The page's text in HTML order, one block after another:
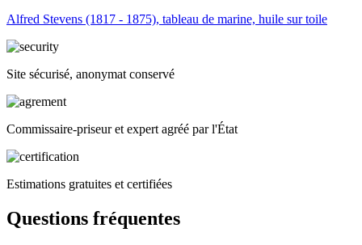
Alfred Stevens (1817 - 1875), tableau de marine, huile sur toile
Site sécurisé, anonymat conservé
Commissaire-priseur et expert agréé par l'État
Estimations gratuites et certifiées
Questions fréquentes